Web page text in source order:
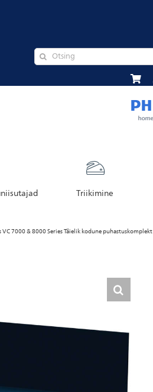
Triikimine
VC 7000 & 8000 Series Täielik kodune puhastuskomplekt